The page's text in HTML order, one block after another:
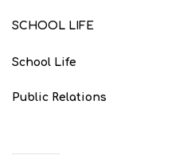
SCHOOL LIFE
School Life
Aktuality Proběhlo na GMVV
Public Relations